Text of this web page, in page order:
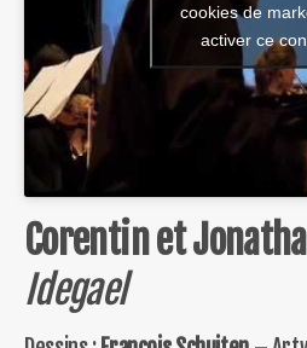
cookies de
activer ce
Corentin et
Idegael